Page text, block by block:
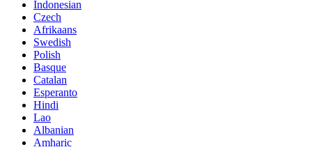
Indonesian
Czech
Afrikaans
Swedish
Polish
Basque
Catalan
Esperanto
Hindi
Lao
Albanian
Amharic